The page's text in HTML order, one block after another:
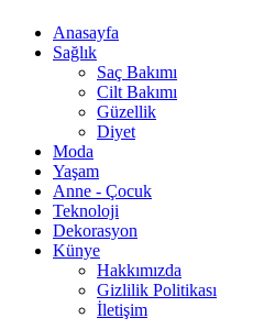
Anasayfa
Sağlık
Saç Bakımı
Cilt Bakımı
Güzellik
Diyet
Moda
Yaşam
Anne - Çocuk
Teknoloji
Dekorasyon
Künye
Hakkımızda
Gizlilik Politikası
İletişim